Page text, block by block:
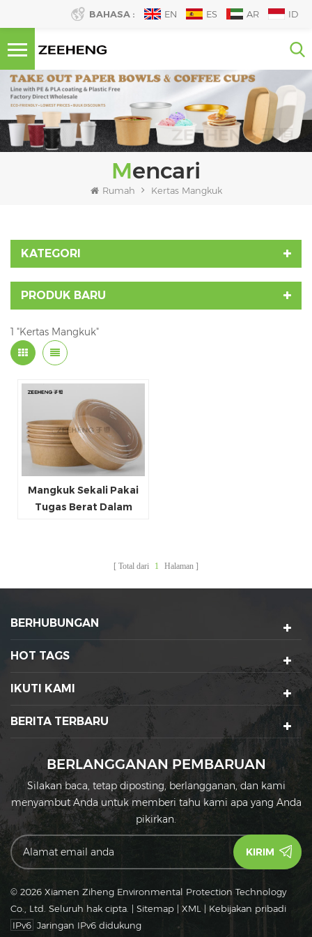
BAHASA : EN ES AR ID
Mencari
Rumah Kertas Mangkuk
KATEGORI
PRODUK BARU
1 "Kertas Mangkuk"
Mangkuk Sekali Pakai
Tugas Berat Dalam
Total dari 1 Halaman
BERHUBUNGAN
HOT TAGS
IKUTI KAMI
BERITA TERBARU
BERLANGGANAN PEMBARUAN
Silakan baca, tetap diposting, berlangganan, dan kami
menyambut Anda untuk memberi tahu kami apa yang Anda
pikirkan.
© 2026 Xiamen Ziheng Environmental Protection Technology
Co., Ltd. Seluruh hak cipta. | Sitemap | XML | Kebijakan pribadi
IPv6 Jaringan IPv6 didukung